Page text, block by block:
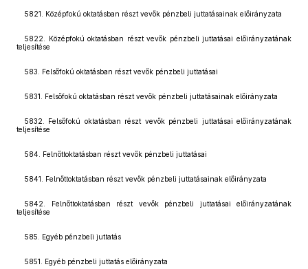
5821. Középfokú oktatásban részt vevők pénzbeli juttatásainak előirányzata
5822. Középfokú oktatásban részt vevők pénzbeli juttatásai előirányzatának
teljesítése
583. Felsőfokú oktatásban részt vevők pénzbeli juttatásai
5831. Felsőfokú oktatásban részt vevők pénzbeli juttatásainak előirányzata
5832. Felsőfokú oktatásban részt vevők pénzbeli juttatásai előirányzatának
teljesítése
584. Felnőttoktatásban részt vevők pénzbeli juttatásai
5841. Felnőttoktatásban részt vevők pénzbeli juttatásainak előirányzata
5842. Felnőttoktatásban részt vevők pénzbeli juttatásai előirányzatának
teljesítése
585. Egyéb pénzbeli juttatás
5851. Egyéb pénzbeli juttatás előirányzata